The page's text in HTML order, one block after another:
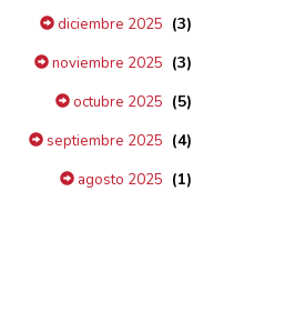
diciembre 2025 (3)
noviembre 2025 (3)
octubre 2025 (5)
septiembre 2025 (4)
agosto 2025 (1)